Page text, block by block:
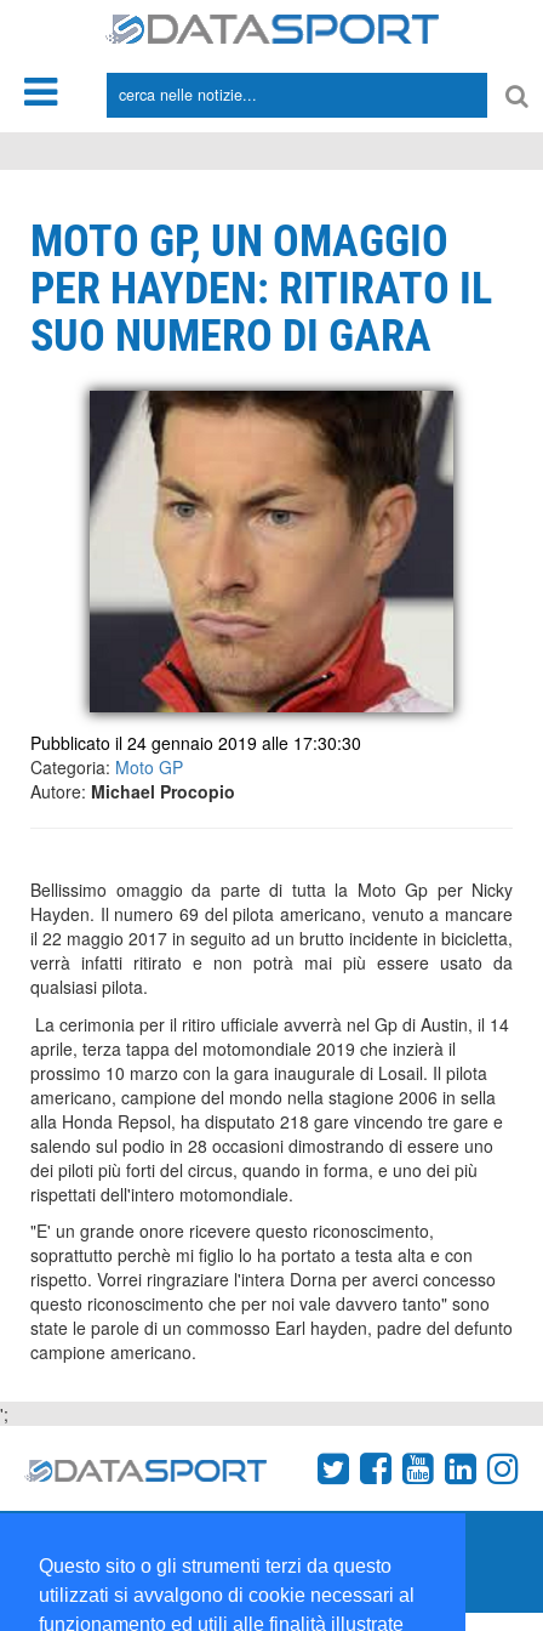
Questo sito o gli strumenti terzi da questo
utilizzati si avvalgono di cookie necessari al
funzionamento ed utili alle finalità illustrate
MOTO GP, UN OMAGGIO
PER HAYDEN: RITIRATO IL
SUO NUMERO DI GARA
Pubblicato il 24 gennaio 2019 alle 17:30:30
Categoria: Moto GP
Autore: Michael Procopio
Bellissimo omaggio da parte di tutta la Moto Gp per Nicky
Hayden. Il numero 69 del pilota americano, venuto a mancare
il 22 maggio 2017 in seguito ad un brutto incidente in bicicletta,
verrà infatti ritirato e non potrà mai più essere usato da
qualsiasi pilota.
La cerimonia per il ritiro ufficiale avverrà nel Gp di Austin, il 14
aprile, terza tappa del motomondiale 2019 che inzierà il
prossimo 10 marzo con la gara inaugurale di Losail. Il pilota
americano, campione del mondo nella stagione 2006 in sella
alla Honda Repsol, ha disputato 218 gare vincendo tre gare e
salendo sul podio in 28 occasioni dimostrando di essere uno
dei piloti più forti del circus, quando in forma, e uno dei più
rispettati dell'intero motomondiale.
"E' un grande onore ricevere questo riconoscimento,
soprattutto perchè mi figlio lo ha portato a testa alta e con
rispetto. Vorrei ringraziare l'intera Dorna per averci concesso
questo riconoscimento che per noi vale davvero tanto" sono
state le parole di un commosso Earl hayden, padre del defunto
campione americano.
';
Collabora con noi